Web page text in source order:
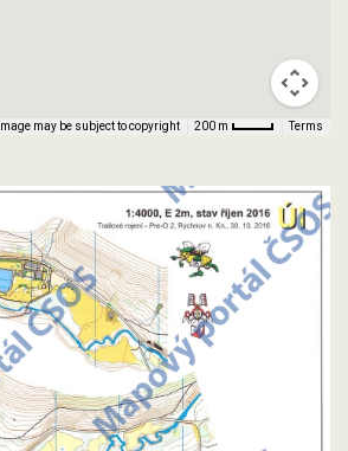
Image may be subject to copyright 200 m Terms